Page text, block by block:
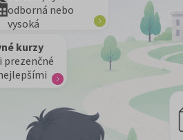
kurzy
prezenčné
odborná nebo
vysoká